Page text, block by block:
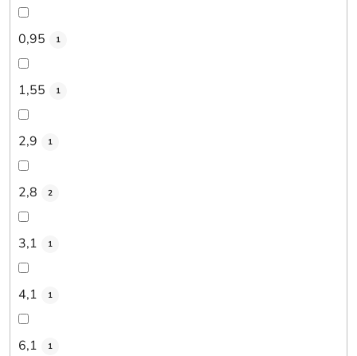
0,95 1
1,55 1
2,9 1
2,8 2
3,1 1
4,1 1
6,1 1